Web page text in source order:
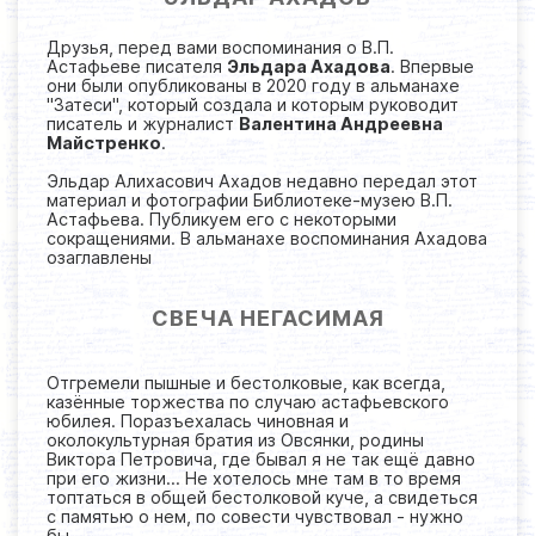
Друзья, перед вами воспоминания о В.П.
Астафьеве писателя Эльдара Ахадова. Впервые
они были опубликованы в 2020 году в альманахе
"Затеси", который создала и которым руководит
писатель и журналист Валентина Андреевна
Майстренко.
Эльдар Алихасович Ахадов недавно передал этот
материал и фотографии Библиотеке-музею В.П.
Астафьева. Публикуем его с некоторыми
сокращениями. В альманахе воспоминания Ахадова
озаглавлены
СВЕЧА НЕГАСИМАЯ
Отгремели пышные и бестолковые, как всегда,
казённые торжества по случаю астафьевского
юбилея. Поразъехалась чиновная и
околокультурная братия из Овсянки, родины
Виктора Петровича, где бывал я не так ещё давно
при его жизни… Не хотелось мне там в то время
топтаться в общей бестолковой куче, а свидеться
с памятью о нем, по совести чувствовал - нужно